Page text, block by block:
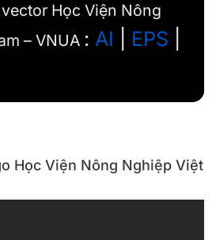
Học Viện Nông
– VNUA : AI EPS
Học Viện Nông Nghiệp Việt